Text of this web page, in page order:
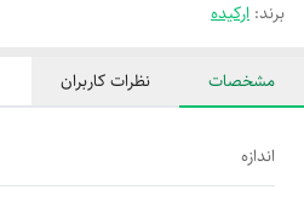
برند: ارکیده
مشخصات نظرات کاربران
اندازه